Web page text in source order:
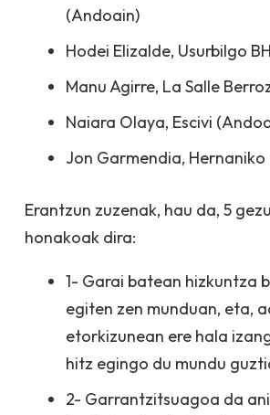
(Andoain)
Hodei Elizalde, Usurbilgo
Manu Agirre, La Salle
Naiara Olaya, Escivi
Jon Garmendia, Hernaniko
Erantzun zuzenak, hau da, 5
honakoak dira:
1- Garai batean hizkuntza
egiten zen munduan, eta,
etorkizunean ere hala
hitz egingo du mundu
2- Garrantzitsuagoa da